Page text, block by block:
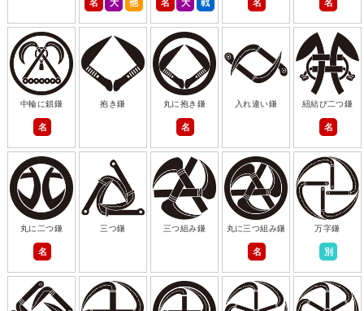
中輪に鎖鎌
名
抱き鎌 丸に抱き鎌
名
入れ違い鎌 紐結び二つ鎌
名
丸に二つ鎌
名
三つ鎌 三つ組み鎌 丸に三つ組み鎌
名
万字鎌
別